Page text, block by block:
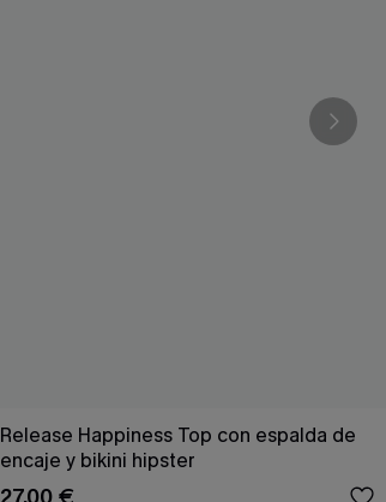
Release Happiness Top con espalda de
encaje y bikini hipster